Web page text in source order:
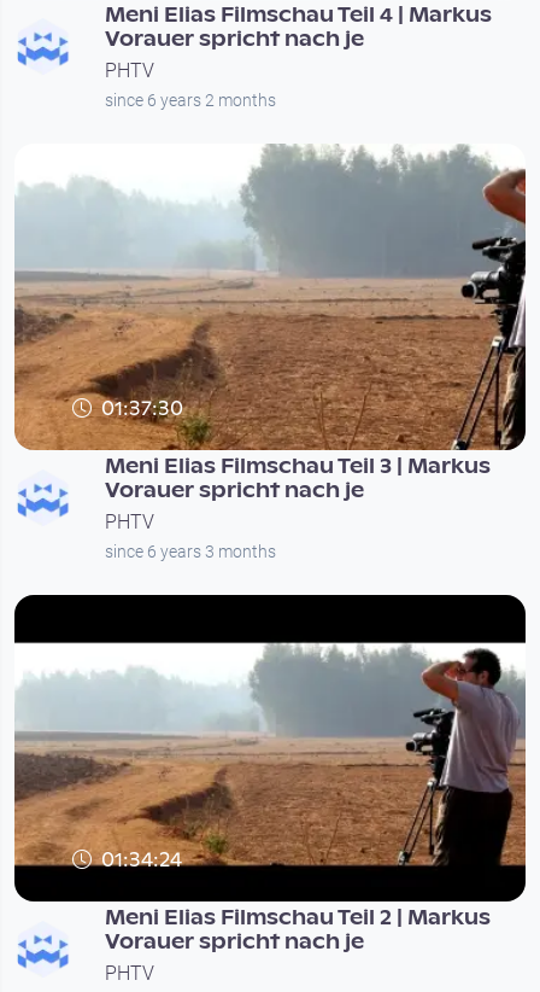
Meni Elias Filmschau Teil 4 | Markus
Vorauer spricht nach je
PHTV
since 6 years 2 months
01:37:30
Meni Elias Filmschau Teil 3 | Markus
Vorauer spricht nach je
PHTV
since 6 years 3 months
01:34:24
Meni Elias Filmschau Teil 2 | Markus
Vorauer spricht nach je
PHTV